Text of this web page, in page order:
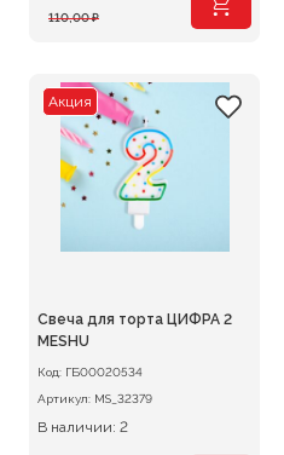
110,00₽
Первоначальная
110,00 ₽.
Текущая
Акция
Свеча для торта ЦИФРА 2
MESHU
Код: ГБ00020534
Артикул: MS_32379
В наличии: 2